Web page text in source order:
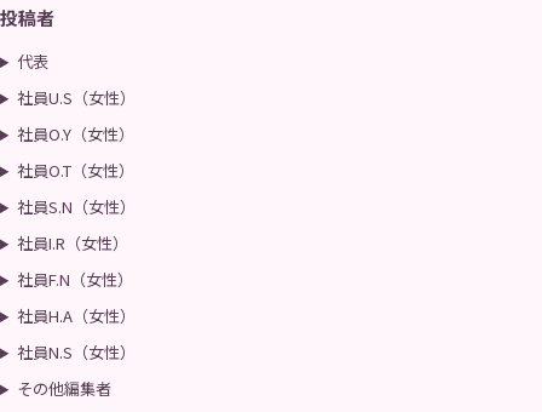
投稿者
代表
社員U.S（女性）
社員O.Y（女性）
社員O.T（女性）
社員S.N（女性）
社員I.R（女性）
社員F.N（女性）
社員H.A（女性）
社員N.S（女性）
その他編集者